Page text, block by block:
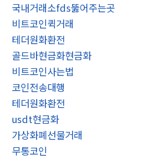
국내거래소fds뚫어주는곳
비트코인퀵거래
테더원화환전
골드바현금화현금화
비트코인사는법
코인전송대행
테더원화환전
usdt현금화
가상화폐선물거래
무통코인